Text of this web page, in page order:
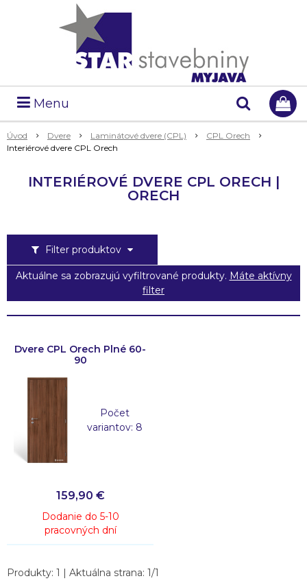
Menu
Úvod Dvere Laminátové dvere (CPL)
CPL Orech
Interiérové dvere CPL Orech
INTERIÉROVÉ DVERE CPL ORECH |
ORECH
Filter produktov
Aktuálne sa zobrazujú vyfiltrované produkty. Máte aktívny
filter
Dvere CPL Orech Plné 60-
90
Počet
variantov: 8
159,90 €
Dodanie do 5-10
pracovných dní
Produkty: 1 | Aktuálna strana: 1/1